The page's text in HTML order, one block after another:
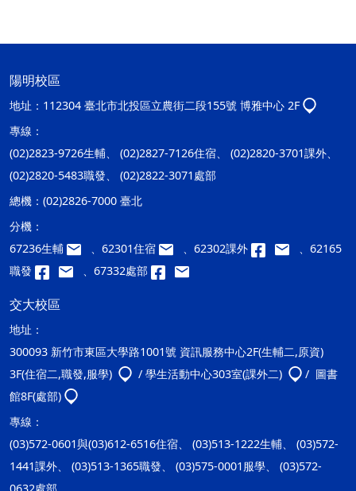
陽明校區
地址： 112304 臺北市北投區立農街二段155號 博雅中心 2F
專線：
(02)2823-9726生輔、 (02)2827-7126住宿、 (02)2820-3701課外、
(02)2820-5483職發、 (02)2822-3071處部
總機： (02)2826-7000 臺北
分機：
67236生輔
、62301住宿 、62302課外
、62165
職發
、67332處部
交大校區
地址：
300093 新竹市東區大學路1001號 資訊服務中心2F(生輔二,原資)
3F(住宿二,職發,服學)
/ 學生活動中心303室(課外二)
/ 圖書
館8F(處部)
專線：
(03)572-0601與(03)612-6516住宿、 (03)513-1222生輔、 (03)572-
1441課外、 (03)513-1365職發、 (03)575-0001服學、 (03)572-